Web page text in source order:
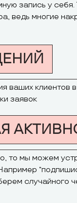
запись у себя.
ведь многие
ваших клиентов
заявок
то мы можем
случайного